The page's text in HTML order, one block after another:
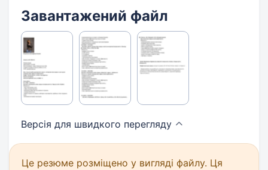
Завантажений файл
Версія для швидкого перегляду
Це резюме розміщено у вигляді файлу. Ця